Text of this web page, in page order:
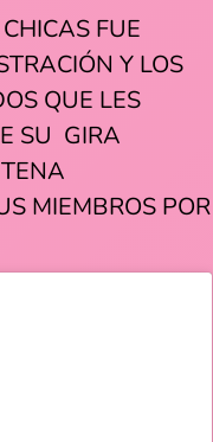
FUE
Y LOS
QUE LES
SU GIRA
MIEMBROS POR